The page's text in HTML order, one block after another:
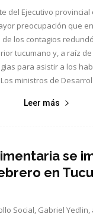
del Ejecutivo
preocupación que
los contagios
tucumano y, a raíz
para asistir a los
ministros de
Leer más
se
en
Social, Gabriel